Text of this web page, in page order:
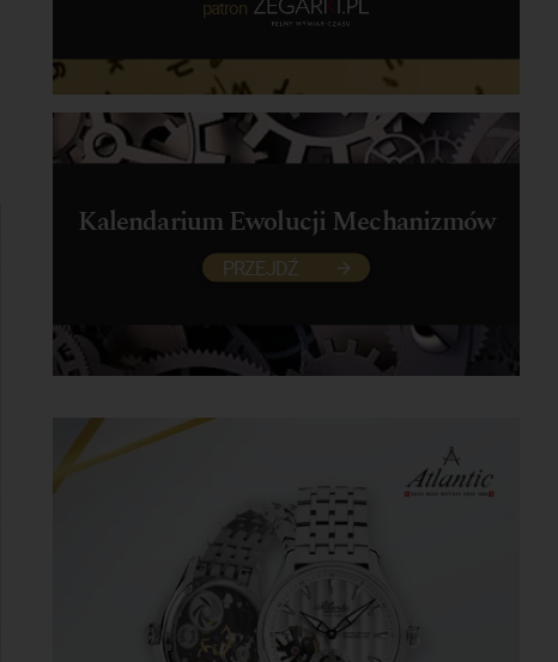
patron
Kalendarium Ewolucji Mechanizmów
PRZEJDŹ